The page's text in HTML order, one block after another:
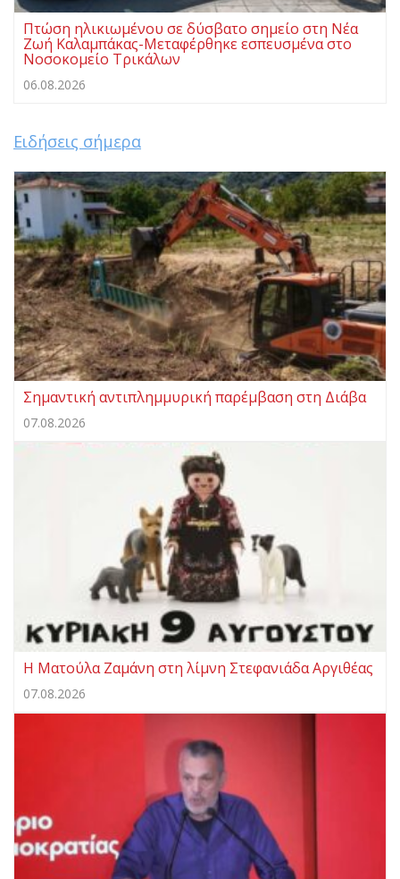
Πτώση ηλικιωμένου σε δύσβατο σημείο στη Νέα
Ζωή Καλαμπάκας-Μεταφέρθηκε εσπευσμένα στο
Νοσοκομείο Τρικάλων
06.08.2026
Ειδήσεις σήμερα
Σημαντική αντιπλημμυρική παρέμβαση στη Διάβα
07.08.2026
Η Ματούλα Ζαμάνη στη λίμνη Στεφανιάδα Αργιθέας
07.08.2026